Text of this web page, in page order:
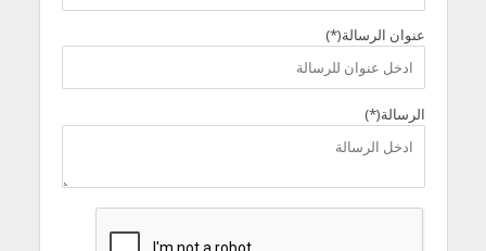
عنوان الرسالة(*)
الرسالة(*)